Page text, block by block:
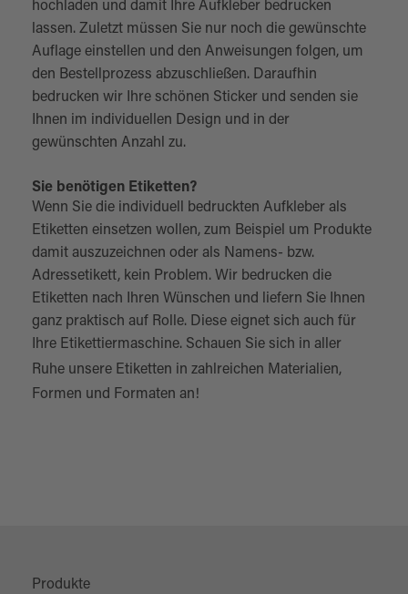
hochladen und damit Ihre Aufkleber bedrucken
lassen. Zuletzt müssen Sie nur noch die gewünschte
Auflage einstellen und den Anweisungen folgen, um
den Bestellprozess abzuschließen. Daraufhin
bedrucken wir Ihre schönen Sticker und senden sie
Ihnen im individuellen Design und in der
gewünschten Anzahl zu.
Sie benötigen Etiketten?
Wenn Sie die individuell bedruckten Aufkleber als
Etiketten einsetzen wollen, zum Beispiel um Produkte
damit auszuzeichnen oder als Namens- bzw.
Adressetikett, kein Problem. Wir bedrucken die
Etiketten nach Ihren Wünschen und liefern Sie Ihnen
ganz praktisch auf Rolle. Diese eignet sich auch für
Ihre Etikettiermaschine. Schauen Sie sich in aller
Ruhe unsere Etiketten in zahlreichen Materialien,
Formen und Formaten an!
Produkte